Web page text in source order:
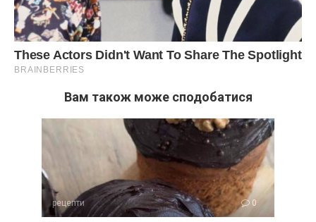
Вам також може сподобатися
рецепти 0